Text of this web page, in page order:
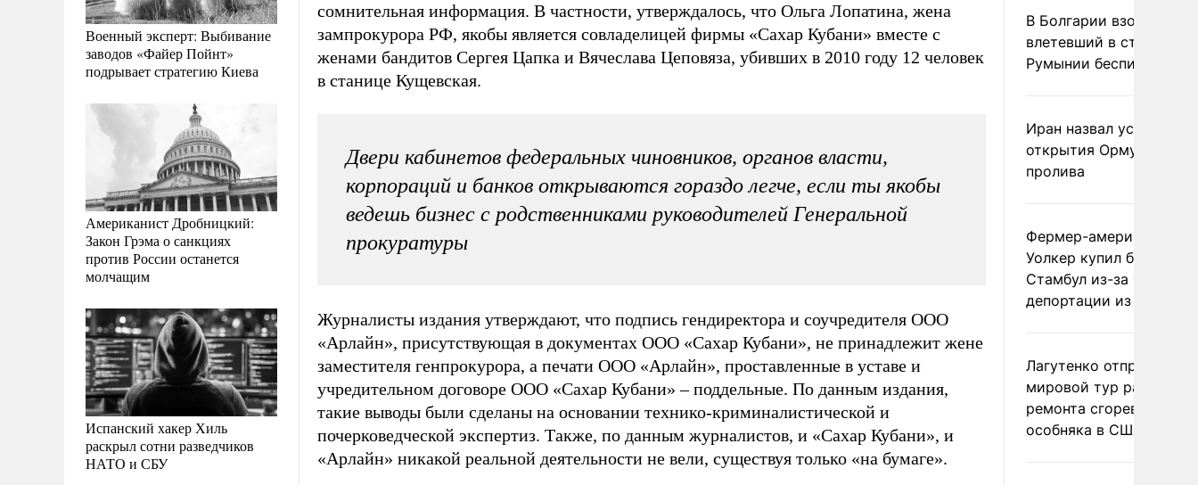
Военный эксперт: Выбивание
заводов «Файер Пойнт»
подрывает стратегию Киева
Американист Дробницкий:
Закон Грэма о санкциях
против России останется
молчащим
Испанский хакер Хиль
раскрыл сотни разведчиков
НАТО и СБУ
сомнительная информация. В частности, утверждалось, что Ольга Лопатина, жена
зампрокурора РФ, якобы является совладелицей фирмы «Сахар Кубани» вместе с
женами бандитов Сергея Цапка и Вячеслава Цеповяза, убивших в 2010 году 12 человек
в станице Кущевская.
Двери кабинетов федеральных чиновников, органов власти,
корпораций и банков открываются гораздо легче, если ты якобы
ведешь бизнес с родственниками руководителей Генеральной
прокуратуры
Журналисты издания утверждают, что подпись гендиректора и соучредителя ООО
«Арлайн», присутствующая в документах ООО «Сахар Кубани», не принадлежит жене
заместителя генпрокурора, а печати ООО «Арлайн», проставленные в уставе и
учредительном договоре ООО «Сахар Кубани» – поддельные. По данным издания,
такие выводы были сделаны на основании технико-криминалистической и
почерковедческой экспертиз. Также, по данным журналистов, и «Сахар Кубани», и
«Арлайн» никакой реальной деятельности не вели, существуя только «на бумаге».
В Болгарии взорвался
влетевший в страну из
Румынии беспилотник
Иран назвал условие
открытия Ормузского
пролива
Фермер-американец
Уолкер купил билет в
Стамбул из-за угрозы
депортации из России
Лагутенко отправился в
мировой тур ради
ремонта сгоревшего
особняка в США